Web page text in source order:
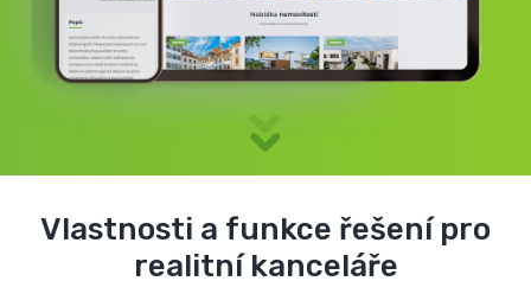
Vlastnosti a funkce řešení pro
realitní kanceláře